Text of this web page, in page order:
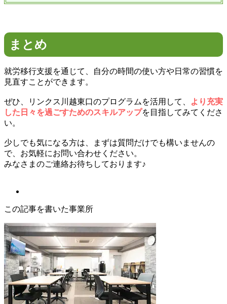
まとめ
就労移行支援を通じて、自分の時間の使い方や日常の習慣を
見直すことができます。
ぜひ、リンクス川越東口のプログラムを活用して、
より充実
した日々を過ごすためのスキルアップを目指してみてくださ
い。
少しでも気になる方は、まずは質問だけでも構いませんの
で、お気軽にお問い合わせください。
みなさまのご連絡お待ちしております♪
この記事を書いた事業所